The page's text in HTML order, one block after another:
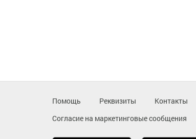
Помощь Реквизиты Контакты
Согласие на маркетинговые сообщения